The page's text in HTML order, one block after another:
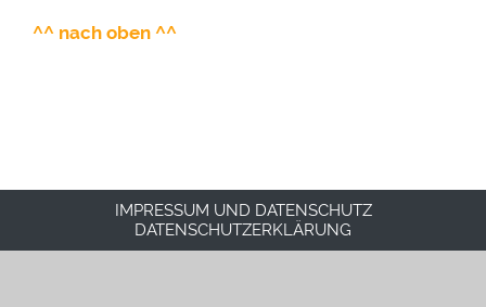
^^ nach oben ^^
IMPRESSUM UND DATENSCHUTZ
DATENSCHUTZERKLÄRUNG